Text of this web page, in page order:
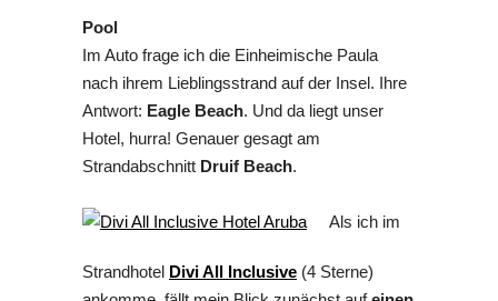
Pool
Im Auto frage ich die Einheimische Paula
nach ihrem Lieblingsstrand auf der Insel. Ihre
Antwort: Eagle Beach. Und da liegt unser
Hotel, hurra! Genauer gesagt am
Strandabschnitt Druif Beach.
Als ich im
Strandhotel Divi All Inclusive (4 Sterne)